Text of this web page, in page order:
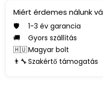
Miért érdemes nálunk
🛡️
1-3 év garancia
🚚
Gyors szállítás
🇭🇺Magyar bolt
👨‍🔧Szakértő támogatás